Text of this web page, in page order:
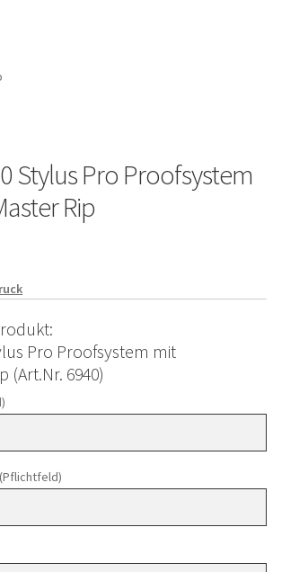
Stylus Pro Proofsystem
Rip
Pro Proofsystem mit
(Art.Nr. 6940)